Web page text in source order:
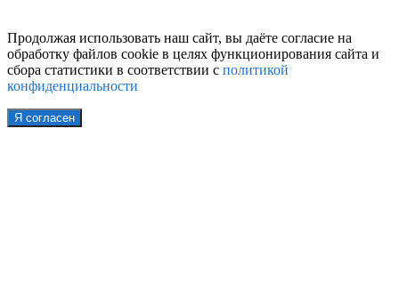
Продолжая использовать наш сайт, вы даёте согласие на
обработку файлов cookie в целях функционирования сайта и
сбора статистики в соответствии с политикой
конфиденциальности
Я согласен